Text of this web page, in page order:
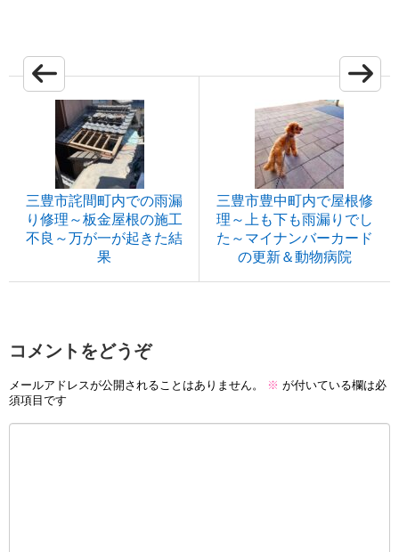
三豊市詫間町内での雨漏
り修理～板金屋根の施工
不良～万が一が起きた結
果
三豊市豊中町内で屋根修
理～上も下も雨漏りでし
た～マイナンバーカード
の更新＆動物病院
コメントをどうぞ
メールアドレスが公開されることはありません。 ※ が付いている欄は必
須項目です